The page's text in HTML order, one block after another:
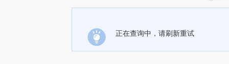
正在查询中，请刷新重试